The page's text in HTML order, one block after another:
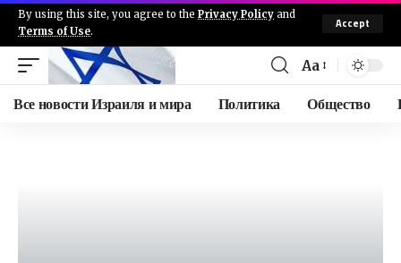
By using this site, you agree to the Privacy Policy and
Terms of Use.
Accept
Aa
Все новости Израиля и мира Политика Общество